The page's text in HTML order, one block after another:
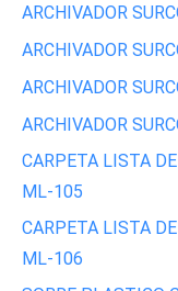
ARCHIVADOR
ARCHIVADOR
ARCHIVADOR
ARCHIVADOR
CARPETA LISTA
ML-105
CARPETA LISTA
ML-106